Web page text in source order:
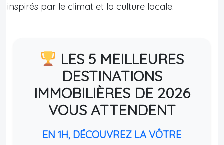
inspirés par le climat et la culture locale.
LES 5 MEILLEURES
DESTINATIONS
IMMOBILIÈRES DE 2026
VOUS ATTENDENT
EN 1H, DÉCOUVREZ LA VÔTRE